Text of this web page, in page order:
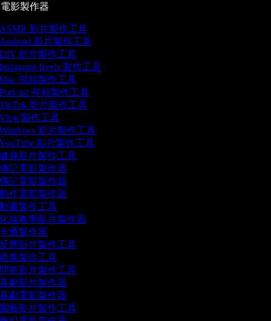
影製作器
影片製作工具
影片製作工具
影片製作工具
Reels 製作工具
視頻製作工具
視頻製作工具
影片製作工具
製作工具
影片製作工具
影片製作工具
身影片製作工具
記電影製作器
記電影製作器
作電影製作器
畫製作工具
妝教學影片製作器
通製作器
應影片製作工具
業製作工具
答影片製作工具
劇影片製作器
劇電影製作器
藝影片製作工具